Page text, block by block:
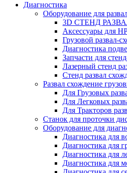
Диагностика
Оборудование для
3D СТЕНД
Аксессуары для
Грузовой развал-
Диагностика
Запчасти для
Лазерный стенд
Стенд развал
Развал схождение
Для Грузовых
Для Легковых
Для Тракторов
Станок для проточки
Оборудование для
Диагностика для
Диагностика для
Диагностика для
Диагностика для